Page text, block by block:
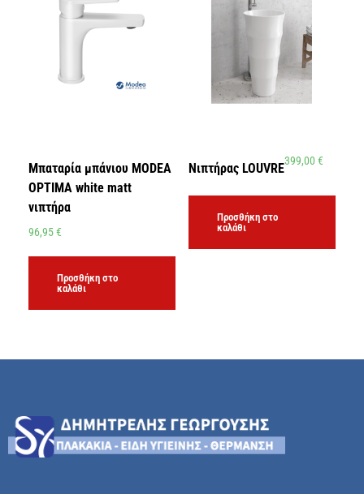
Μπαταρία μπάνιου MODEA
OPTIMA white matt
νιπτήρα
96,95€
Προσθήκη στο
καλάθι
Νιπτήρας LOUVRE399,00 €
Προσθήκη στο
καλάθι